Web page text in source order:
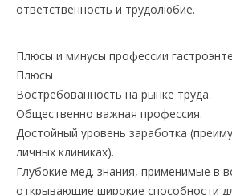
ответственность и трудолюбие.
Плюсы и минусы профессии
Плюсы
Востребованность на рынке труда.
Общественно важная профессия.
Достойный уровень заработка
личных клиниках).
Глубокие мед. знания, применимые в
открывающие широкие способности